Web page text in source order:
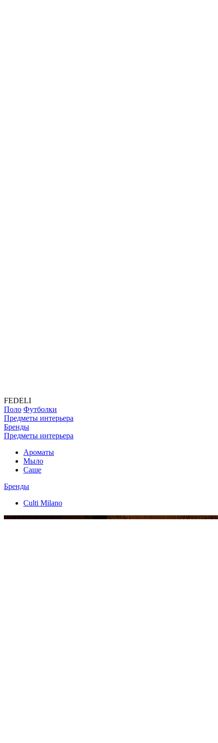
FEDELI
Поло Футболки
Предметы интерьера
Бренды
Предметы интерьера
Ароматы
Мыло
Саше
Бренды
Culti Milano